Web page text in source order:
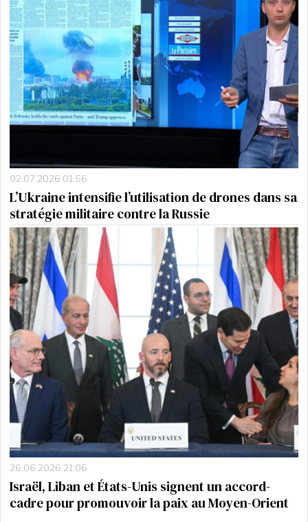
02.07.2026 01:56
L’Ukraine intensifie l’utilisation de drones dans sa
stratégie militaire contre la Russie
26.06.2026 21:06
Israël, Liban et États-Unis signent un accord-
cadre pour promouvoir la paix au Moyen-Orient